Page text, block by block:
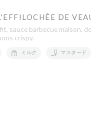
DE
sauce barbecue maison,
crispy.
ミルク マスタード